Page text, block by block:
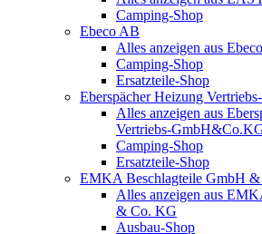
Camping-Shop
Ebeco AB
Alles anzeigen aus
Camping-Shop
Ersatzteile-Shop
Eberspächer Heizung
Alles anzeigen aus
Vertriebs-
Camping-Shop
Ersatzteile-Shop
EMKA Beschlagteile GmbH
Alles anzeigen aus
& Co. KG
Ausbau-Shop